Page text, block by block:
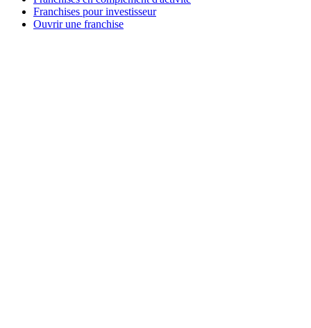
Franchises pour investisseur
Ouvrir une franchise